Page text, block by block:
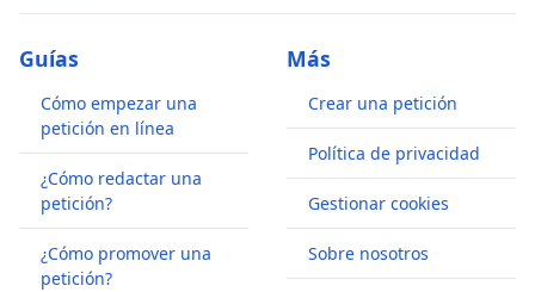
Guías
Cómo empezar una
petición en línea
¿Cómo redactar una
petición?
¿Cómo promover una
petición?
Más
Crear una petición
Política de privacidad
Gestionar cookies
Sobre nosotros